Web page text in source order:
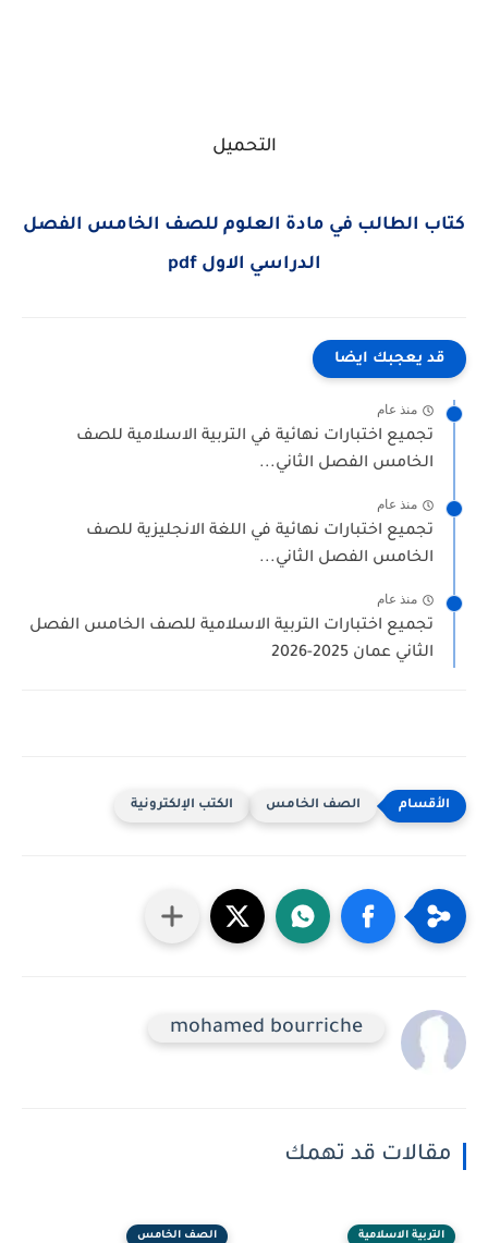
التحميل
كتاب الطالب في مادة العلوم للصف الخامس الفصل
الدراسي الاول pdf
قد يعجبك ايضا
منذ عام
تجميع اختبارات نهائية في التربية الاسلامية للصف
الخامس الفصل الثاني...
منذ عام
تجميع اختبارات نهائية في اللغة الانجليزية للصف
الخامس الفصل الثاني...
منذ عام
تجميع اختبارات التربية الاسلامية للصف الخامس الفصل
الثاني عمان 2025-2026
الصف الخامس الكتب الإلكترونية
mohamed bourriche
مقالات قد تهمك
التربية الاسلامية الصف الخامس